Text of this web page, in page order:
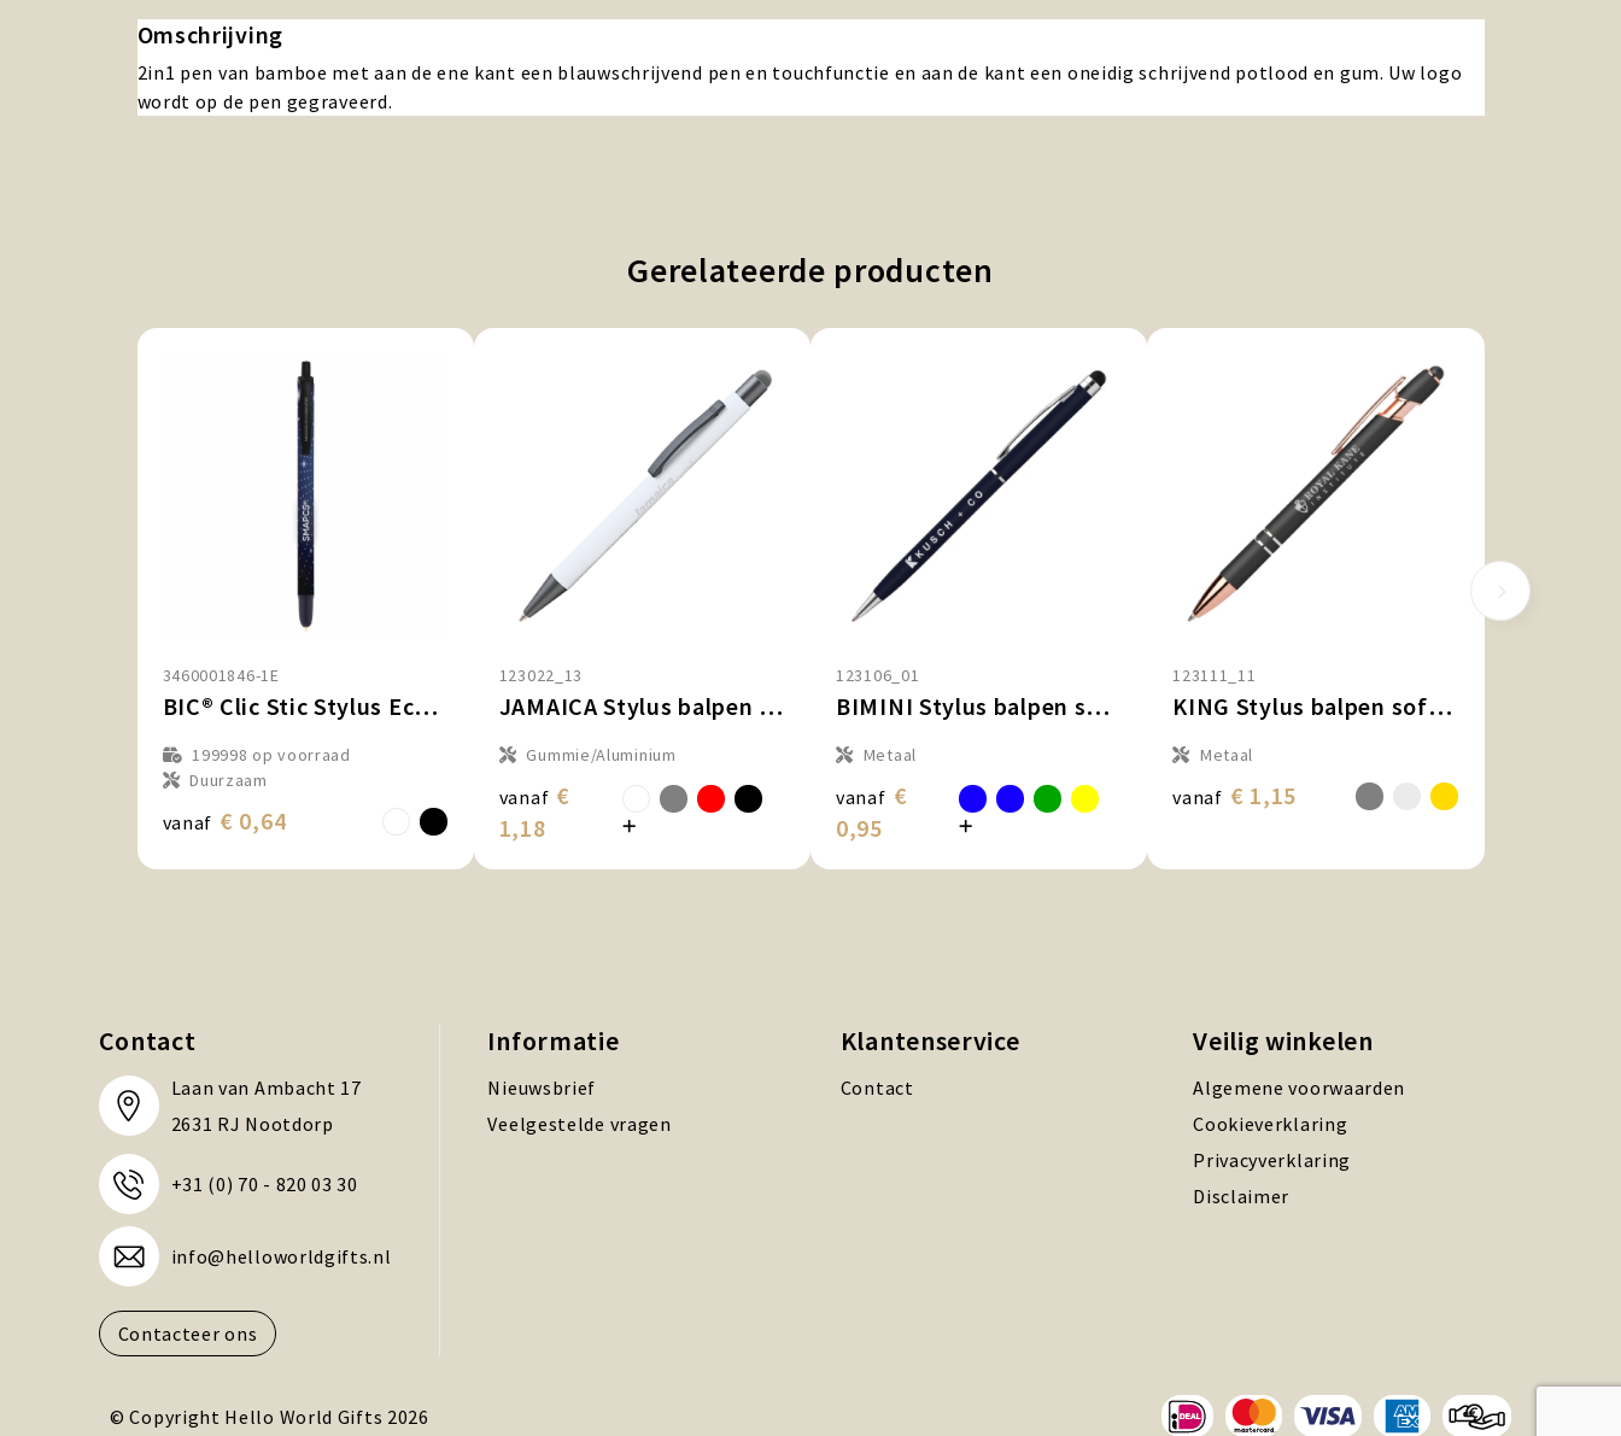
Omschrijving
2in1 pen van bamboe met aan de ene kant een blauwschrijvend pen en touchfunctie en aan de kant een oneidig schrijvend potlood en gum. Uw logo
wordt op de pen gegraveerd.
Gerelateerde producten
3460001846-1E
BIC® Clic Stic Stylus Ecolutions® Ballpen
199998 op voorraad
Duurzaam
vanaf € 0,64
123022_13
JAMAICA Stylus balpen metaal met lasergravering
Gummie/Aluminium
vanaf €
1,18
123106_01
BIMINI Stylus balpen soft touch met lasergravering
Metaal
vanaf €
0,95
123111_11
KING Stylus balpen soft touch met lasergravering
Metaal
vanaf € 1,15
Contact
Laan van Ambacht 17
2631 RJ Nootdorp
+31 (0) 70 - 820 03 30
info@helloworldgifts.nl
Contacteer ons
Informatie
Nieuwsbrief
Veelgestelde vragen
Klantenservice
Contact
Veilig winkelen
Algemene voorwaarden
Cookieverklaring
Privacyverklaring
Disclaimer
© Copyright Hello World Gifts 2026